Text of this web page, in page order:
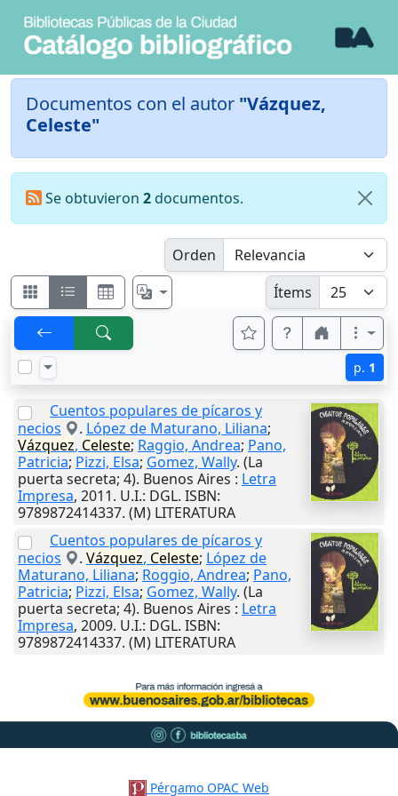
Documentos con el autor "Vázquez,
Celeste"
Se obtuvieron 2documentos.
Orden
Ítems
p. 1
Cuentos populares de pícaros y
necios
. López de Maturano, Liliana;
Vázquez, Celeste; Raggio, Andrea; Pano,
Patricia; Pizzi, Elsa; Gomez, Wally. (La
puerta secreta; 4). Buenos Aires : Letra
Impresa, 2011. U.I.: DGL. ISBN:
9789872414337. (M) LITERATURA
Cuentos populares de pícaros y
necios
. Vázquez, Celeste; López de
Maturano, Liliana; Roggio, Andrea; Pano,
Patricia; Pizzi, Elsa; Gomez, Wally. (La
puerta secreta; 4). Buenos Aires : Letra
Impresa, 2009. U.I.: DGL. ISBN:
9789872414337. (M) LITERATURA
Pérgamo OPAC Web